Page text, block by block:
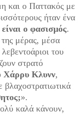
και ο Παττακός με
ήταν ένα
ο φασισμός.
μέρας, μέσα
του
στρατό
Χάρρυ Κλυνν,
».
καλά κάνουν,